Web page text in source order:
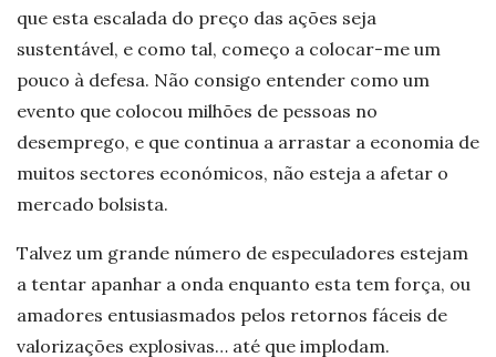
que esta escalada do preço das ações seja
sustentável, e como tal, começo a colocar-me um
pouco à defesa. Não consigo entender como um
evento que colocou milhões de pessoas no
desemprego, e que continua a arrastar a economia de
muitos sectores económicos, não esteja a afetar o
mercado bolsista.
Talvez um grande número de especuladores estejam
a tentar apanhar a onda enquanto esta tem força, ou
amadores entusiasmados pelos retornos fáceis de
valorizações explosivas… até que implodam.